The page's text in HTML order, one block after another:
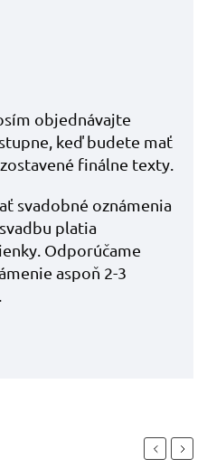
objednávajte
keď budete mať
finálne texty.
svadobné oznámenia
platia
Odporúčame
aspoň 2-3
PreviousNext